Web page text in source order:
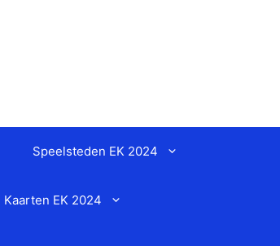
Speelsteden EK 2024
Kaarten EK 2024